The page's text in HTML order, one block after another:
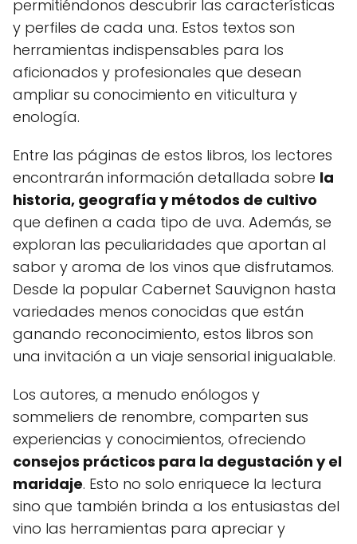
permitiéndonos descubrir las características
y perfiles de cada una. Estos textos son
herramientas indispensables para los
aficionados y profesionales que desean
ampliar su conocimiento en viticultura y
enología.
Entre las páginas de estos libros, los lectores
encontrarán información detallada sobre la
historia, geografía y métodos de cultivo
que definen a cada tipo de uva. Además, se
exploran las peculiaridades que aportan al
sabor y aroma de los vinos que disfrutamos.
Desde la popular Cabernet Sauvignon hasta
variedades menos conocidas que están
ganando reconocimiento, estos libros son
una invitación a un viaje sensorial inigualable.
Los autores, a menudo enólogos y
sommeliers de renombre, comparten sus
experiencias y conocimientos, ofreciendo
consejos prácticos para la degustación y el
maridaje. Esto no solo enriquece la lectura
sino que también brinda a los entusiastas del
vino las herramientas para apreciar y